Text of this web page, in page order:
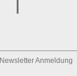
Newsletter Anmeldung